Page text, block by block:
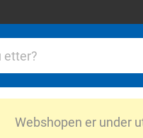
Webshopen er under